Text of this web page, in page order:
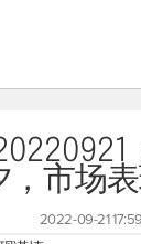
，市场
2022-09-21 17:59